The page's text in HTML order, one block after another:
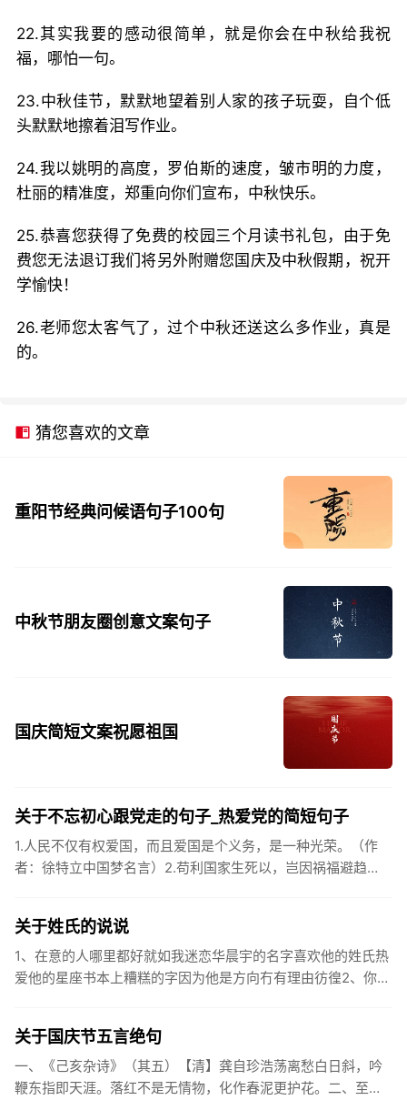
22.其实我要的感动很简单，就是你会在中秋给我祝
福，哪怕一句。
23.中秋佳节，默默地望着别人家的孩子玩耍，自个低
头默默地擦着泪写作业。
24.我以姚明的高度，罗伯斯的速度，皱市明的力度，
杜丽的精准度，郑重向你们宣布，中秋快乐。
25.恭喜您获得了免费的校园三个月读书礼包，由于免
费您无法退订我们将另外附赠您国庆及中秋假期，祝开
学愉快！
26.老师您太客气了，过个中秋还送这么多作业，真是
的。
猜您喜欢的文章
重阳节经典问候语句子100句
中秋节朋友圈创意文案句子
国庆简短文案祝愿祖国
关于不忘初心跟党走的句子_热爱党的简短句子
1.人民不仅有权爱国，而且爱国是个义务，是一种光荣。（作
者：徐特立中国梦名言）2.苟利国家生死以，岂因祸福避趋
关于姓氏的说说
1、在意的人哪里都好就如我迷恋华晨宇的名字喜欢他的姓氏热
爱他的星座书本上糟糕的字因为他是方向冇有理由彷徨2、你的
关于国庆节五言绝句
一、《己亥杂诗》（其五）【清】龚自珍浩荡离愁白日斜，吟
鞭东指即天涯。落红不是无情物，化作春泥更护花。二、至今